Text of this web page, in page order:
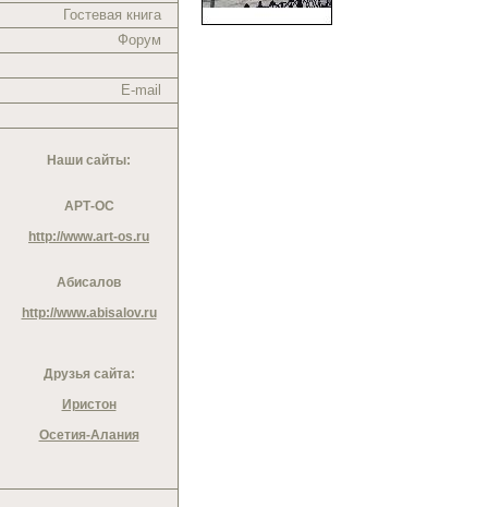
Гостевая книга
Форум
E-mail
Наши сайты:
АРТ-ОС
http://www.art-os.ru
Абисалов
http://www.abisalov.ru
Друзья сайта:
Иристон
Осетия-Алания